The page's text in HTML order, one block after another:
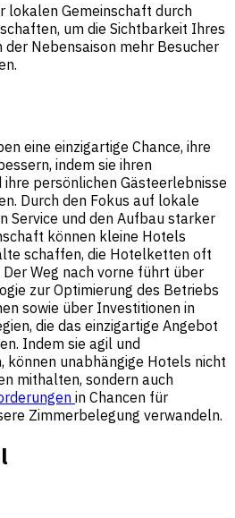
lokalen Gemeinschaft durch
um die Sichtbarkeit Ihres
Nebensaison mehr Besucher
eine einzigartige Chance, ihre
indem sie ihren
ihre persönlichen Gästeerlebnisse
Durch den Fokus auf lokale
Service und den Aufbau starker
können kleine Hotels
schaffen, die Hotelketten oft
Weg nach vorne führt über
zur Optimierung des Betriebs
sowie über Investitionen in
die das einzigartige Angebot
Indem sie agil und
können unabhängige Hotels nicht
mithalten, sondern auch
in Chancen für
Zimmerbelegung verwandeln.